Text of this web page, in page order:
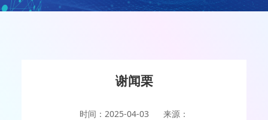
谢闻栗
时间：2025-04-03 来源：